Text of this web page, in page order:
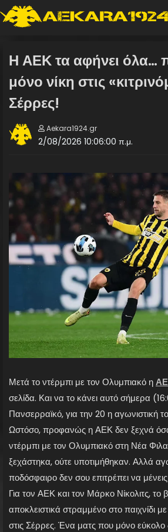
Η ΑΕΚ τα αφήνει όλα…
μόνο νίκη στις
Σέρρες!
Aekara1924.gr
2/08/2026 10:06:00 π.μ.
Μετά το ντέρμπι με τον Ολυμπιακό η
σελίδα. Και να το κάνει αυτό σήμερα
Πανσερραϊκό, για την 20 η αγωνιστική
Ωστόσο, προφανώς η ΑΕΚ δεν ξεχνά
ντέρμπι με τον Ολυμπιακό στη Νέα
ξεχάστηκα, ούτε υποτιμήθηκαν. Αλλά
ποδόσφαιρο δεν σου επιτρέπει να
Για τον ΑΕΚ και τον Μάρκο Νίκολιτς, το
αποκλειστικά στραμμένο στο παιχνίδι
στις Σέρρες. Ένα ματς που μόνο εύκολο